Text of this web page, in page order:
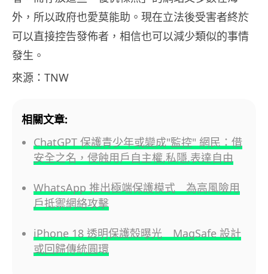
外，所以政府也愛莫能助。現在立法後受害者終於
可以直接控告發佈者，相信也可以減少類似的事情
發生。
來源：TNW
相關文章:
ChatGPT 保護青少年或變成"監控" 網民：借
安全之名，侵蝕用戶自主權,私隱,表達自由
WhatsApp 推出極端保護模式 為高風險用
戶抵禦網絡攻擊
iPhone 18 透明保護殼曝光 MagSafe 設計
或回歸傳統圓環